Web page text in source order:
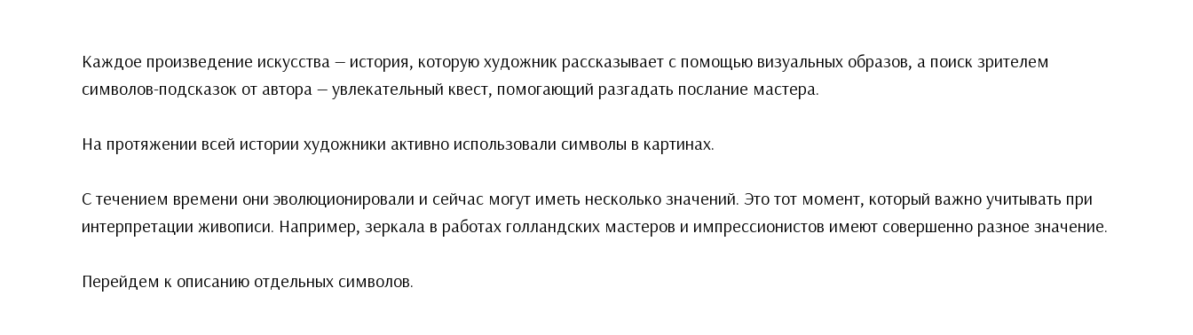
Каждое произведение искусства — история, которую художник рассказывает с помощью визуальных образов, а поиск зрителем
символов-подсказок от автора — увлекательный квест, помогающий разгадать послание мастера.
На протяжении всей истории художники активно использовали символы в картинах.
С течением времени они эволюционировали и сейчас могут иметь несколько значений. Это тот момент, который важно учитывать при
интерпретации живописи. Например, зеркала в работах голландских мастеров и импрессионистов имеют совершенно разное значение.
Перейдем к описанию отдельных символов.